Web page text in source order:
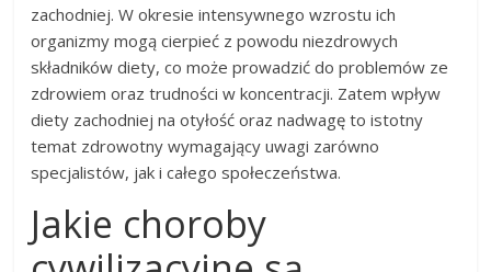
zachodniej. W okresie intensywnego wzrostu ich
organizmy mogą cierpieć z powodu niezdrowych
składników diety, co może prowadzić do problemów ze
zdrowiem oraz trudności w koncentracji. Zatem wpływ
diety zachodniej na otyłość oraz nadwagę to istotny
temat zdrowotny wymagający uwagi zarówno
specjalistów, jak i całego społeczeństwa.
Jakie choroby